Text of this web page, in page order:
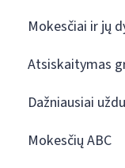
Mokesčiai ir jų
Atsiskaitymas
Dažniausiai
Mokesčių ABC